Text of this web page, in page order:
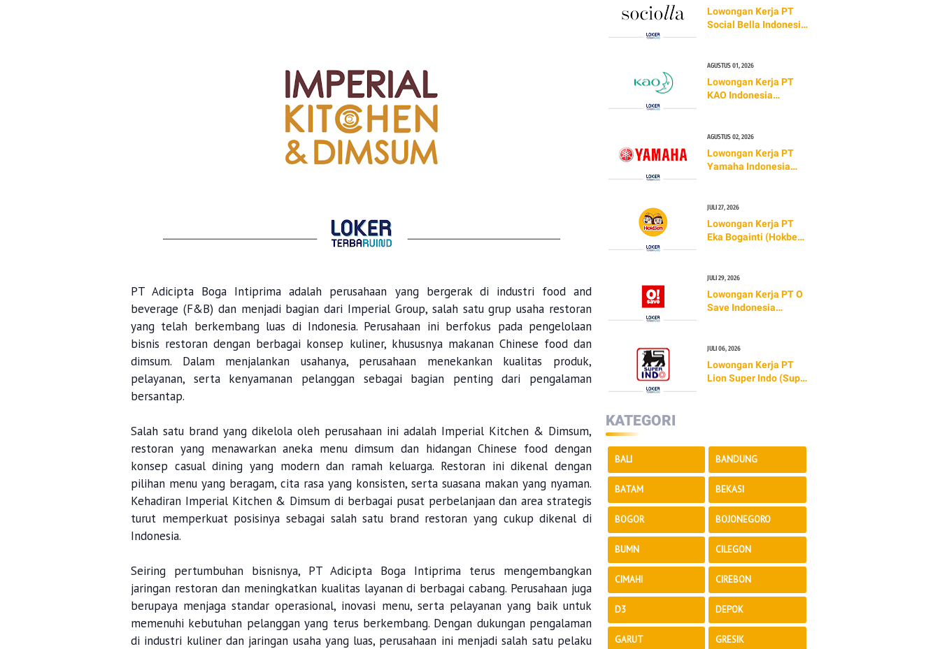
PT Adicipta Boga Intiprima adalah perusahaan yang bergerak di industri food and
beverage (F&B) dan menjadi bagian dari Imperial Group, salah satu grup usaha restoran
yang telah berkembang luas di Indonesia. Perusahaan ini berfokus pada pengelolaan
bisnis restoran dengan berbagai konsep kuliner, khususnya makanan Chinese food dan
dimsum. Dalam menjalankan usahanya, perusahaan menekankan kualitas produk,
pelayanan, serta kenyamanan pelanggan sebagai bagian penting dari pengalaman
bersantap.
Salah satu brand yang dikelola oleh perusahaan ini adalah Imperial Kitchen & Dimsum,
restoran yang menawarkan aneka menu dimsum dan hidangan Chinese food dengan
konsep casual dining yang modern dan ramah keluarga. Restoran ini dikenal dengan
pilihan menu yang beragam, cita rasa yang konsisten, serta suasana makan yang nyaman.
Kehadiran Imperial Kitchen & Dimsum di berbagai pusat perbelanjaan dan area strategis
turut memperkuat posisinya sebagai salah satu brand restoran yang cukup dikenal di
Indonesia.
Seiring pertumbuhan bisnisnya, PT Adicipta Boga Intiprima terus mengembangkan
jaringan restoran dan meningkatkan kualitas layanan di berbagai cabang. Perusahaan juga
berupaya menjaga standar operasional, inovasi menu, serta pelayanan yang baik untuk
memenuhi kebutuhan pelanggan yang terus berkembang. Dengan dukungan pengalaman
di industri kuliner dan jaringan usaha yang luas, perusahaan ini menjadi salah satu pelaku
Lowongan Kerja PT
Social Bella Indonesia
AGUSTUS 01, 2026
Lowongan Kerja PT
KAO Indonesia
AGUSTUS 02, 2026
Lowongan Kerja PT
Yamaha Indonesia
JULI 27, 2026
Lowongan Kerja PT
Eka Bogainti (Hokben)
JULI 29, 2026
Lowongan Kerja PT O
Save Indonesia
JULI 06, 2026
Lowongan Kerja PT
Lion Super Indo (Super
KATEGORI
BALI BANDUNG
BATAM BEKASI
BOGOR BOJONEGORO
BUMN CILEGON
CIMAHI CIREBON
D3 DEPOK
GARUT GRESIK